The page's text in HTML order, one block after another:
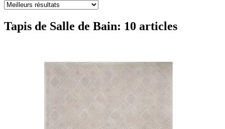
Tapis de Salle de Bain: 10 articles